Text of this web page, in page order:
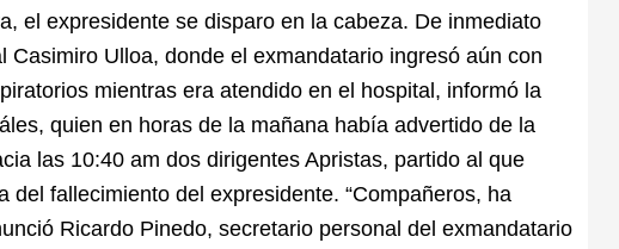
el expresidente se disparo en la cabeza. De inmediato
Casimiro Ulloa, donde el exmandatario ingresó aún con
mientras era atendido en el hospital, informó la
quien en horas de la mañana había advertido de la
las 10:40 am dos dirigentes Apristas, partido al que
del fallecimiento del expresidente. “Compañeros, ha
Ricardo Pinedo, secretario personal del exmandatario